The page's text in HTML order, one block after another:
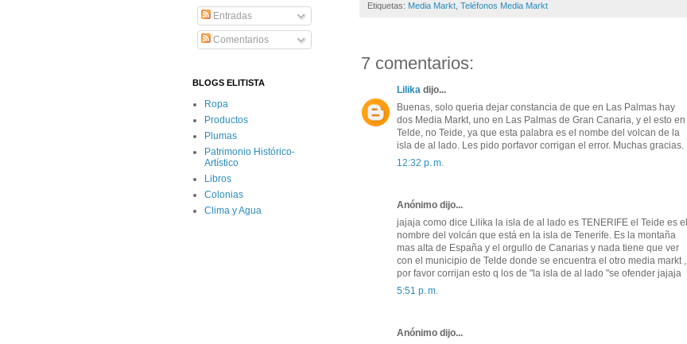
Etiquetas: Media Markt Teléfonos Media Markt
7 comentarios:
Lilika dijo...
Buenas, solo queria dejar constancia de que en Las Palmas hay
dos Media Markt, uno en Las Palmas de Gran Canaria, y el esto en
Telde, no Teide, ya que esta palabra es el nombe del volcan de la
isla de al lado. Les pido porfavor corrigan el error. Muchas gracias.
12:32 p. m.
Anónimo dijo...
jajaja como dice Lilika la isla de al lado es TENERIFE el Teide es el
nombre del volcán que está en la isla de Tenerife. Es la montaña
mas alta de España y el orgullo de Canarias y nada tiene que ver
con el municipio de Telde donde se encuentra el otro media markt ,
por favor corrijan esto q los de "la isla de al lado "se ofender jajaja
5:51 p. m.
Anónimo dijo...
Entradas
Comentarios
BLOGS ELITISTA
Ropa
Productos
Plumas
Patrimonio Histórico-
Artístico
Libros
Colonias
Clima y Agua